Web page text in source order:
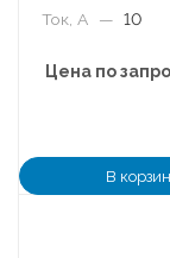
Ток, А
— 10
Цена по
В